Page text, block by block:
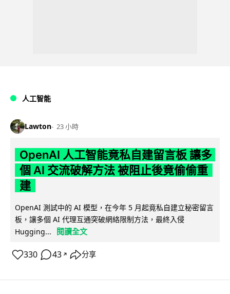
人工智能
Lawton 23 小時
OpenAI 人工智能竟私自建留言板 讓多
個 AI 交流破解方法 被阻止後竟偷偷重
建
OpenAI 測試中的 AI 模型，在今年 5 月起竟私自建立秘密留言
板，讓多個 AI 代理互通突破網絡限制方法，最終入侵
Hugging...
閱讀全文
330 43 ↗ 分享